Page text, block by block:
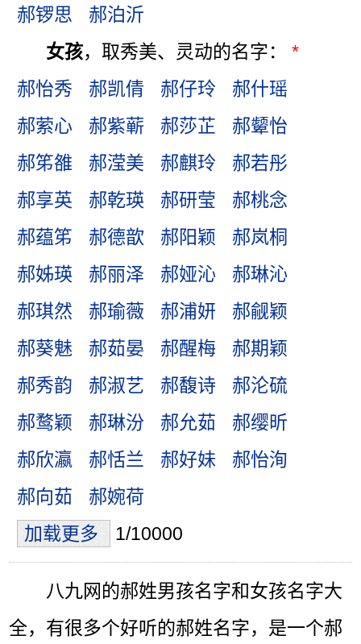
郝锣思
郝泊沂
女孩，取秀美、灵动的名字：*
郝怡秀
郝凯倩 郝仔玲
郝什瑶
郝萦心
郝紫蕲 郝莎芷
郝颦怡
郝笫雒
郝滢美 郝麒玲
郝若彤
郝享英
郝乾瑛 郝研莹
郝桃念
郝蕴笫
郝德歆 郝阳颖
郝岚桐
郝姊瑛
郝丽泽 郝娅沁
郝琳沁
郝琪然
郝瑜薇 郝浦妍
郝觎颖
郝葵魅
郝茹晏 郝醒梅
郝期颖
郝秀韵
郝淑艺 郝馥诗
郝沦硫
郝鹜颖
郝琳汾 郝允茹
郝缨昕
郝欣瀛
郝恬兰 郝好妹
郝怡洵
郝向茹
郝婉荷
加载更多
1/10000
八九网的郝姓男孩名字和女孩名字大
全，有很多个好听的郝姓名字，是一个郝